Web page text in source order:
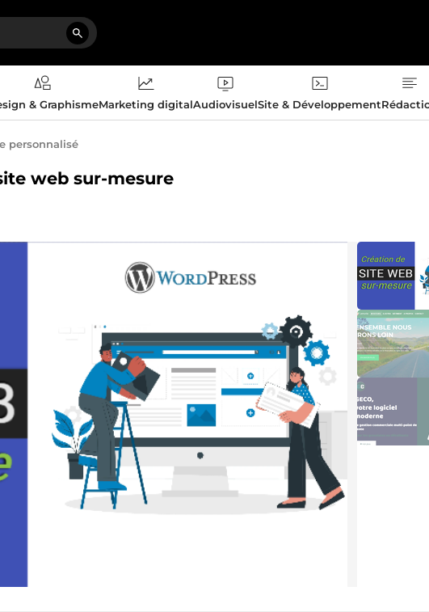
& GraphismeMarketing digitalAudiovisuelSite & Développement
personnalisé
web sur-mesure